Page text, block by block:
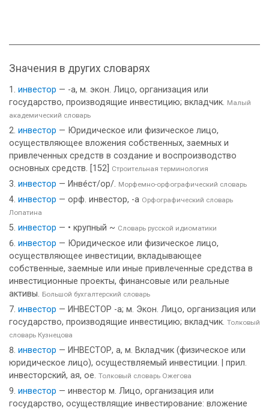
Значения в других словарях
инвестор — -а, м. экон. Лицо, организация или
государство, производящие инвестицию; вкладчик. Малый
академический словарь
инвестор — Юридическое или физическое лицо,
осуществляющее вложения собственных, заемных и
привлеченных средств в создание и воспроизводство
основных средств. [152]
Строительная терминология
инвестор — Инве́ст/ор/. Морфемно-орфографический словарь
инвестор — орф. инвестор, -а Орфографический словарь
Лопатина
инвестор — • крупный ~ Словарь русской идиоматики
инвестор — Юридическое или физическое лицо,
осуществляющее инвестиции, вкладывающее
собственные, заемные или иные привлеченные средства в
инвестиционные проекты, финансовые или реальные
активы. Большой бухгалтерский словарь
инвестор — ИНВЕСТОР -а; м. Экон. Лицо, организация или
государство, производящие инвестицию; вкладчик. Толковый
словарь Кузнецова
инвестор — ИНВЕСТОР, а, м. Вкладчик (физическое или
юридическое лицо), осуществляемый инвестиции. | прил.
инвесторский, ая, ое. Толковый словарь Ожегова
инвестор — инвестор м. Лицо, организация или
государство, осуществлящие инвестирование: вложение